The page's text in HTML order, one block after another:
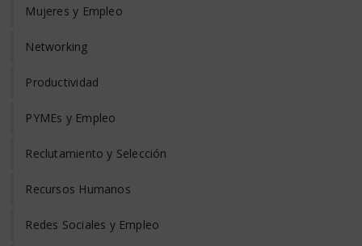
Mujeres y Empleo
Networking
Productividad
PYMEs y Empleo
Reclutamiento y Selección
Recursos Humanos
Redes Sociales y Empleo